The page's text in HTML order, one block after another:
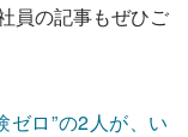
員の記事もぜひご
ゼロ”の2人が、い